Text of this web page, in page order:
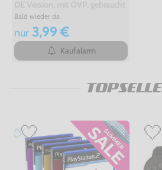
Bald wieder da
nur3,99 €
Kaufalarm